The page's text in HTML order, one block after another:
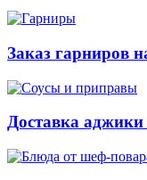
Заказ гарниров
Доставка аджики